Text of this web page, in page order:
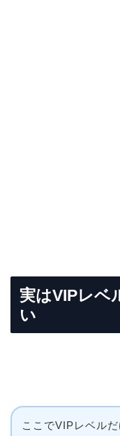
実はVIPレベ
い
ここでVIPレベル